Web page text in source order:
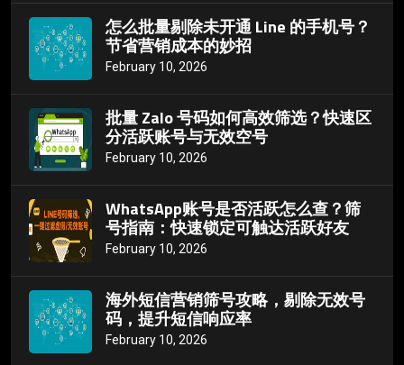
怎么批量剔除未开通 Line 的手机号？
节省营销成本的妙招
February 10, 2026
批量 Zalo 号码如何高效筛选？快速区
分活跃账号与无效空号
February 10, 2026
WhatsApp账号是否活跃怎么查？筛
号指南：快速锁定可触达活跃好友
February 10, 2026
海外短信营销筛号攻略，剔除无效号
码，提升短信响应率
February 10, 2026